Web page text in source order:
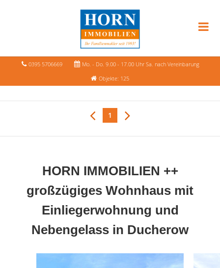
0395 5706669
Mo. - Do. 9.00 - 17.00 Uhr Sa. nach Vereinbarung
Objekte: 125
1
HORN IMMOBILIEN ++
großzügiges Wohnhaus mit
Einliegerwohnung und
Nebengelass in Ducherow